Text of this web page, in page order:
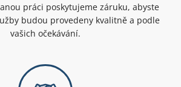
práci poskytujeme záruku, abyste
budou provedeny kvalitně a podle
vašich očekávání.